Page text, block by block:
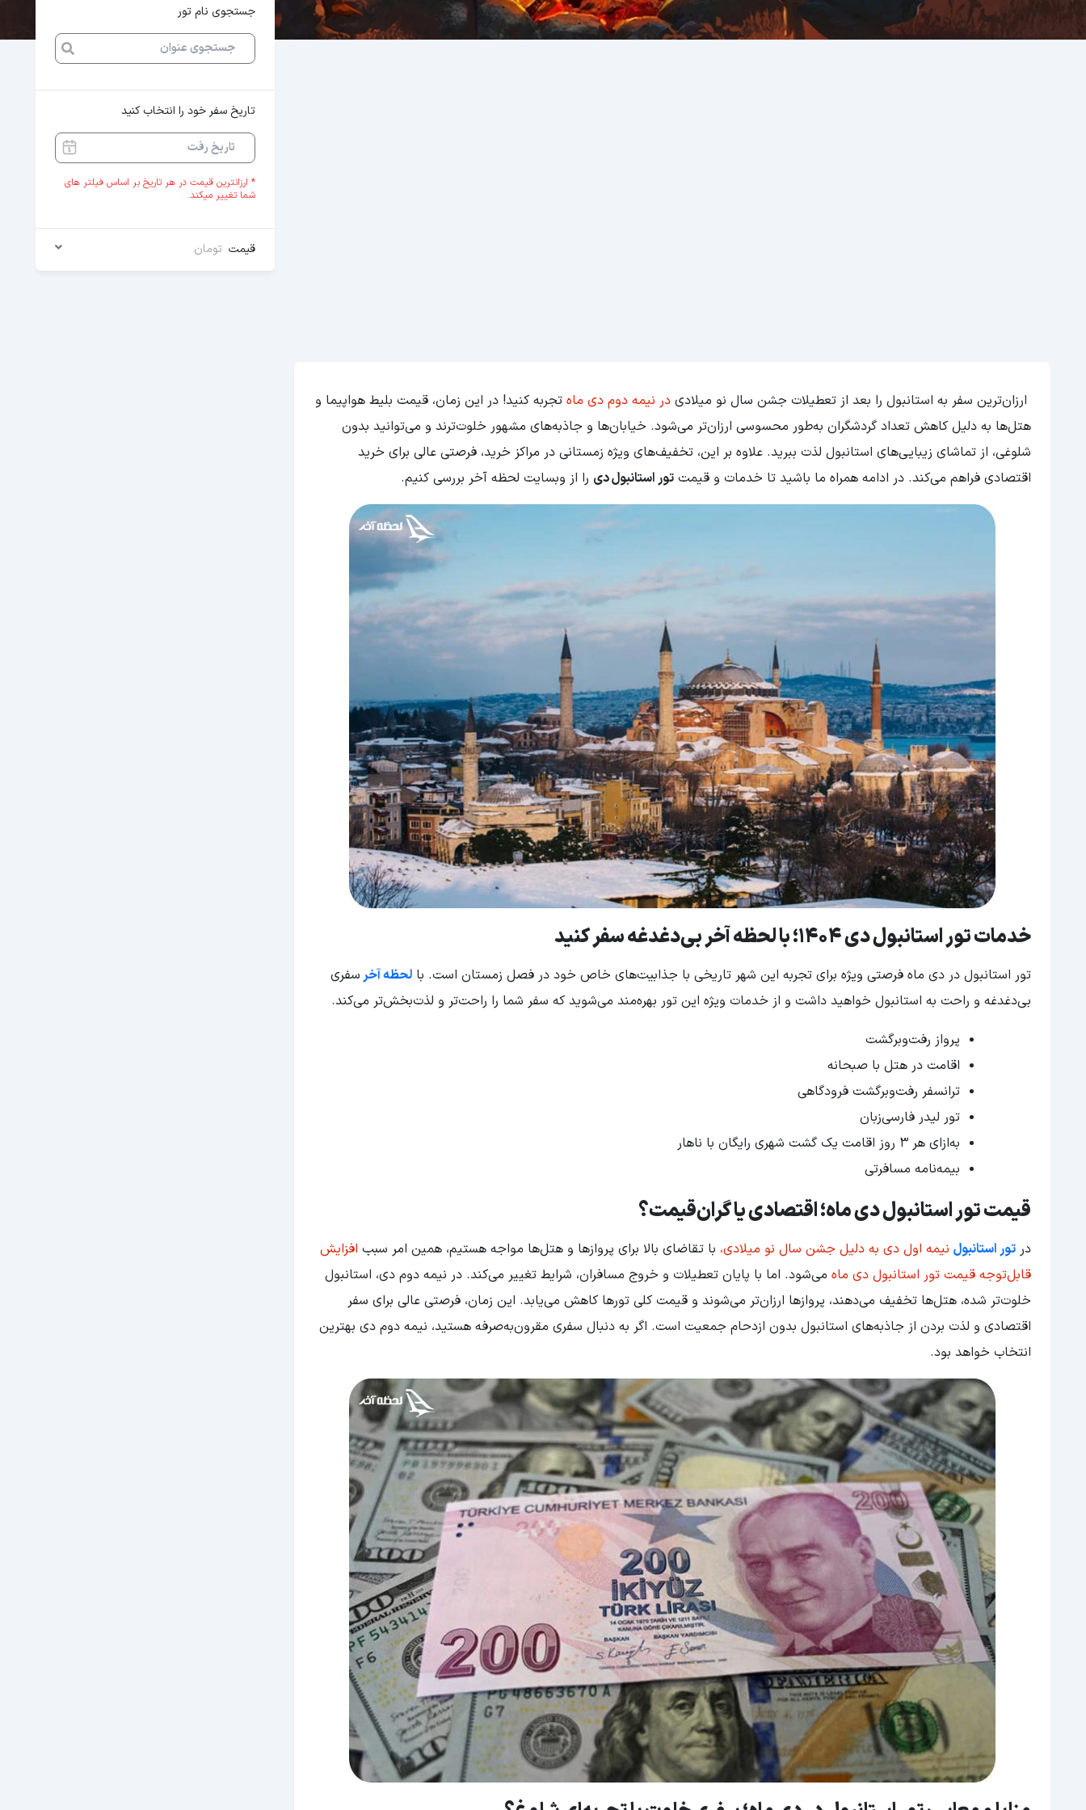
جستجوی نام تور
تاریخ سفر خود را انتخاب کنید
* ارزانترین قیمت در هر تاریخ بر اساس فیلتر های
شما تغییر میکند.
قیمت تومان
ارزان‌ترین سفر به استانبول را بعد از تعطیلات جشن سال نو میلادی در نیمه دوم دی ماه تجربه کنید! در این زمان، قیمت بلیط هواپیما و
هتل‌ها به دلیل کاهش تعداد گردشگران به‌طور محسوسی ارزان‌تر می‌شود. خیابان‌ها و جاذبه‌های مشهور خلوت‌ترند و می‌توانید بدون
شلوغی، از تماشای زیبایی‌های استانبول لذت ببرید. علاوه بر این، تخفیف‌های ویژه زمستانی در مراکز خرید، فرصتی عالی برای خرید
اقتصادی فراهم می‌کند. در ادامه همراه ما باشید تا خدمات و قیمت تور استانبول دی را از وبسایت لحظه آخر بررسی کنیم.
خدمات تور استانبول دی 1404؛ با لحظه آخر بی‌دغدغه سفر کنید
تور استانبول در دی ماه فرصتی ویژه برای تجربه این شهر تاریخی با جذابیت‌های خاص خود در فصل زمستان است. با لحظه آخرسفری
بی‌دغدغه و راحت به استانبول خواهید داشت و از خدمات ویژه این تور بهره‌مند می‌شوید که سفر شما را راحت‌تر و لذت‌بخش‌تر می‌کند.
پرواز رفت‌وبرگشت
اقامت در هتل با صبحانه
ترانسفر رفت‌وبرگشت فرودگاهی
تور لیدر فارسی‌زبان
به‌ازای هر 3 روز اقامت یک گشت شهری رایگان با ناهار
بیمه‌نامه مسافرتی
قیمت تور استانبول دی ماه؛ اقتصادی یا گران‌قیمت؟
در تور استانبول نیمه اول دی به دلیل جشن‌ سال نو میلادی، با تقاضای بالا برای پروازها و هتل‌ها مواجه هستیم، همین امر سبب افزایش
قابل‌توجه قیمت تور استانبول دی ماه می‌شود. اما با پایان تعطیلات و خروج مسافران، شرایط تغییر می‌کند. در نیمه دوم دی، استانبول
خلوت‌تر شده، هتل‌ها تخفیف می‌دهند، پروازها ارزان‌تر می‌شوند و قیمت کلی تورها کاهش می‌یابد. این زمان، فرصتی عالی برای سفر
اقتصادی و لذت بردن از جاذبه‌های استانبول بدون ازدحام جمعیت است. اگر به دنبال سفری مقرون‌به‌صرفه هستید، نیمه دوم دی بهترین
انتخاب خواهد بود.